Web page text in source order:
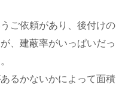
ご依頼があり、後付けの
、建蔽率がいっぱいだっ
るかないかによって面積